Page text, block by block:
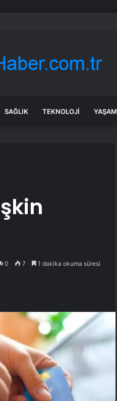
SAĞLIK TEKNOLOJI YAŞAM
0 7 1 dakika okuma süresi